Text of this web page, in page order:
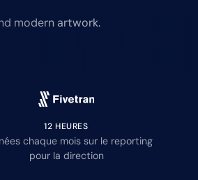
12 HEURES
chaque mois sur le reporting
pour la direction